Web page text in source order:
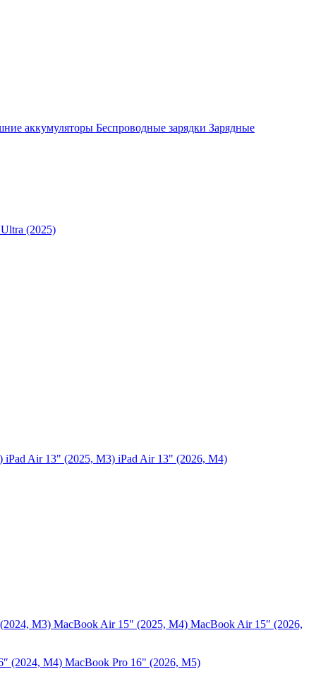
аккумуляторы Беспроводные зарядки Зарядные
(2025)
iPad Air 13" (2025, M3) iPad Air 13" (2026, M4)
M3) MacBook Air 15" (2025, M4) MacBook Air 15″ (2026,
(2024, M4) MacBook Pro 16" (2026, M5)